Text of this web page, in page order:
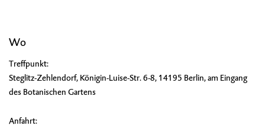
Wo
Treffpunkt:
Steglitz-Zehlendorf, Königin-Luise-Str. 6-8, 14195 Berlin, am Eingang
des Botanischen Gartens
Anfahrt: